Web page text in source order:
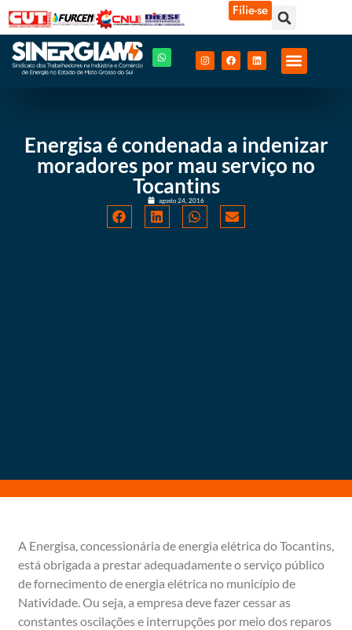
Filie-se
Energisa é condenada a indenizar
moradores por mau serviço no
Tocantins
agosto 24, 2016
A Energisa, concessionária de energia elétrica do Tocantins,
está obrigada a prestar adequadamente o serviço público
de fornecimento de energia elétrica no município de
Natividade. Ou seja, a empresa deve fazer cessar as
constantes oscilações e interrupções por meio dos reparos